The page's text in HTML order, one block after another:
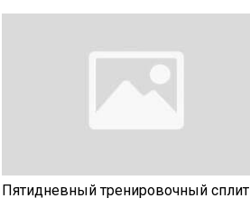
Пятидневный тренировочный сплит